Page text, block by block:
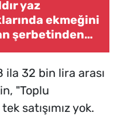
yaz
ekmeğini
şerbetinden
ila 32 bin lira arası
"Toplu
satışımız yok.